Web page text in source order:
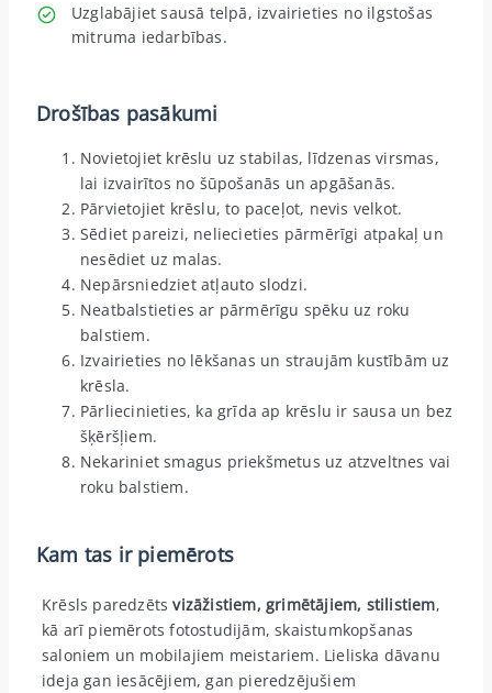
Uzglabājiet sausā telpā, izvairieties no ilgstošas
mitruma iedarbības.
Drošības pasākumi
Novietojiet krēslu uz stabilas, līdzenas virsmas,
lai izvairītos no šūpošanās un apgāšanās.
Pārvietojiet krēslu, to paceļot, nevis velkot.
Sēdiet pareizi, neliecieties pārmērīgi atpakaļ un
nesēdiet uz malas.
Nepārsniedziet atļauto slodzi.
Neatbalstieties ar pārmērīgu spēku uz roku
balstiem.
Izvairieties no lēkšanas un straujām kustībām uz
krēsla.
Pārliecinieties, ka grīda ap krēslu ir sausa un bez
šķēršļiem.
Nekariniet smagus priekšmetus uz atzveltnes vai
roku balstiem.
Kam tas ir piemērots
Krēsls paredzētsvizāžistiem, grimētājiem, stilistiem,
kā arī piemērots fotostudijām, skaistumkopšanas
saloniem un mobilajiem meistariem. Lieliska dāvanu
ideja gan iesācējiem, gan pieredzējušiem